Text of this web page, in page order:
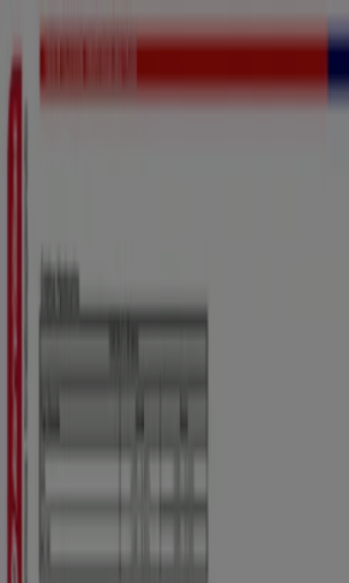
Estás aquí:
Zapatos
ElectrónicaFarmacias, Droguerías y
BellezaRestaurantesJuguetes y Bebés
Motos y Repuestos
Bancos y Seguros en
Cupones, Ofertas y